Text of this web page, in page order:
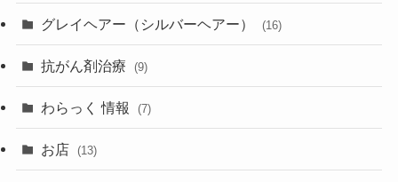
グレイヘアー（シルバーヘアー） (16)
抗がん剤治療 (9)
わらっく 情報 (7)
お店 (13)